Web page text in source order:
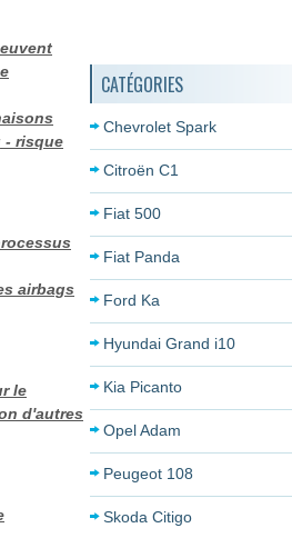
- risque
airbags
le
d'autres
CATÉGORIES
Chevrolet Spark
Citroën C1
Fiat 500
Fiat Panda
Ford Ka
Hyundai Grand i10
Kia Picanto
Opel Adam
Peugeot 108
Skoda Citigo